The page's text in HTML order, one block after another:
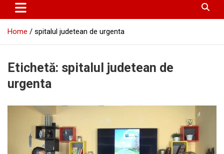
Home spitalul judetean de urgenta
Etichetă: spitalul judetean de
urgenta